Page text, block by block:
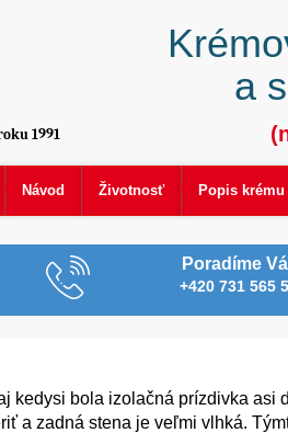
Návod Životnosť Popis krému
a
1991
Poradíme
+420 731 565
kedysi bola izolačná prízdivka
a zadná stena je veľmi vlhká.